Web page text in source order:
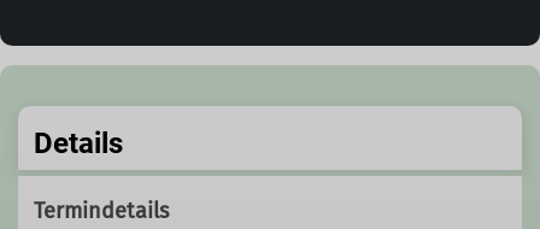
Details
Termindetails